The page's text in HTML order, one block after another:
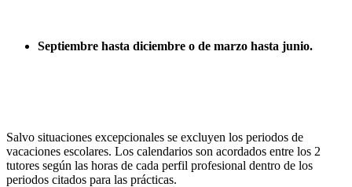
Septiembre hasta diciembre o de marzo hasta junio.
Salvo situaciones excepcionales se excluyen los periodos de
vacaciones escolares. Los calendarios son acordados entre los 2
tutores según las horas de cada perfil profesional dentro de los
periodos citados para las prácticas.